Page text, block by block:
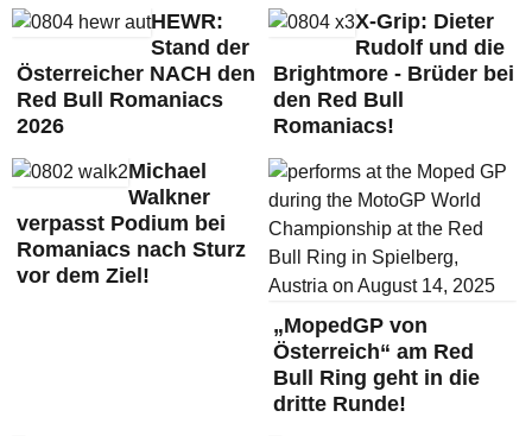
HEWR:
Stand der
Österreicher NACH den
Red Bull Romaniacs
2026
X-Grip: Dieter
Rudolf und die
Brightmore - Brüder bei
den Red Bull
Romaniacs!
Michael
Walkner
verpasst Podium bei
Romaniacs nach Sturz
vor dem Ziel!
„MopedGP von
Österreich“ am Red
Bull Ring geht in die
dritte Runde!